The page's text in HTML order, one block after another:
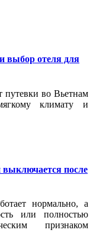
выбор отеля для
во Вьетнам
климату и
выключается после
нормально, а
или полностью
признаком